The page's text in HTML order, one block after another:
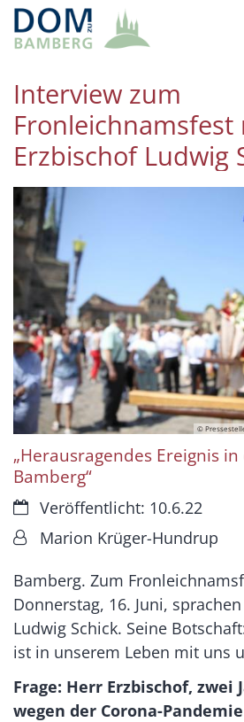
Zum Inhalt springen
Interview zum
Fronleichnamsfest
Erzbischof Ludwig
©
„Herausragendes Ereignis
Bamberg“
Datum:Veröffentlicht: 10.6.22
Von:Marion Krüger-Hundrup
Bamberg. Zum
Donnerstag, 16. Juni,
Ludwig Schick. Seine
ist in unserem Leben mit uns
Frage: Herr Erzbischof, zwei
wegen der Corona-